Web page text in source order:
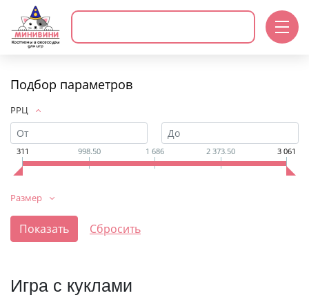
Подбор параметров
РРЦ
311 998.50 1 686 2 373.50 3 061
Размер
Игра с куклами